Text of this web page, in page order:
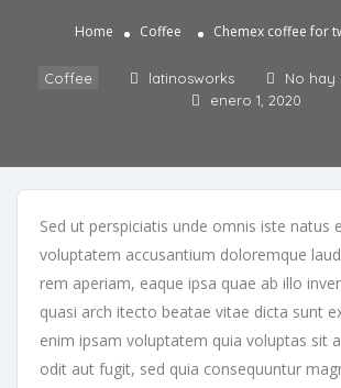
Home Coffee Chemex coffee for
Coffee latinosworks No hay
enero 1, 2020
Sed ut perspiciatis unde omnis iste natus
voluptatem accusantium doloremque
rem aperiam, eaque ipsa quae ab illo
quasi arch itecto beatae vitae dicta sunt
enim ipsam voluptatem quia voluptas sit
odit aut fugit, sed quia consequuntur